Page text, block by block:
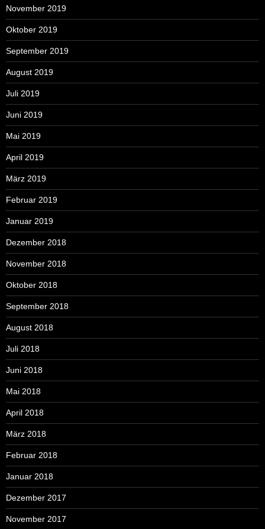
November 2019
Oktober 2019
September 2019
August 2019
Juli 2019
Juni 2019
Mai 2019
April 2019
März 2019
Februar 2019
Januar 2019
Dezember 2018
November 2018
Oktober 2018
September 2018
August 2018
Juli 2018
Juni 2018
Mai 2018
April 2018
März 2018
Februar 2018
Januar 2018
Dezember 2017
November 2017